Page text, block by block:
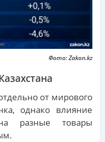
Фото: Zakon.kz
от мирового
однако влияние
разные товары